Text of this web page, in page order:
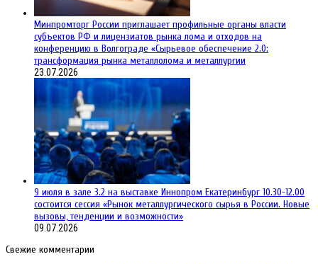
Минпромторг России приглашает профильные органы власти
субъектов РФ и лицензиатов рынка лома и отходов на
конференцию в Волгограде «Сырьевое обеспечение 2.0:
трансформация рынка металлолома и металлургии
23.07.2026
9 июля в зале 3.2 на выставке Иннопром Екатеринбург 10.30-12.00
состоится сессия «Рынок металлургического сырья в России. Новые
вызовы, тенденции и возможности»
09.07.2026
Свежие комментарии